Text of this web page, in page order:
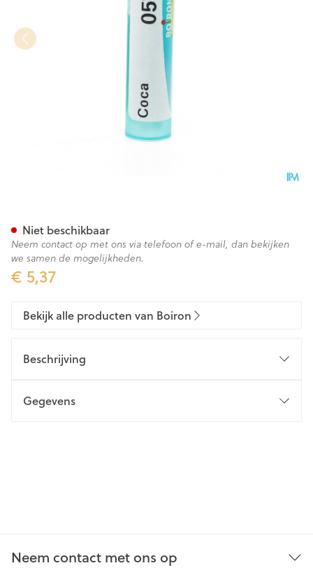
€ 5,37
Niet beschikbaar
Neem contact op met ons via telefoon of e-mail, dan bekijken
we samen de mogelijkheden.
Bekijk alle producten van Boiron
Beschrijving
Gegevens
Neem contact met ons op